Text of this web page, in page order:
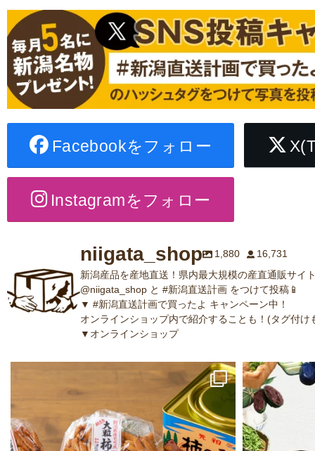
Facebookをフォロー
Instagramをフォロー
niigata_shop 1,880
16,731
新潟産品を産地直送！県内最大規模の産直通販サイ
@niigata_shop と #新潟直送計画 をつけて投稿📱
▼ #新潟直送計画で買ったよ キャンペーン中！
オンラインショップ内で紹介することも！(タグ付け
▼オンラインショップ